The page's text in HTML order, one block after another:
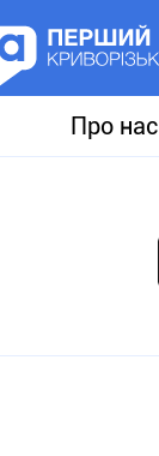
Про нас